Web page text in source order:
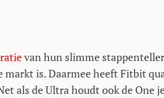
van hun slimme
is. Daarmee heeft Fitbit
als de Ultra houdt ook de One